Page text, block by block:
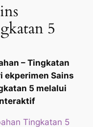
5
– Tingkatan
ekperimen Sains
5 melalui
Tingkatan 5